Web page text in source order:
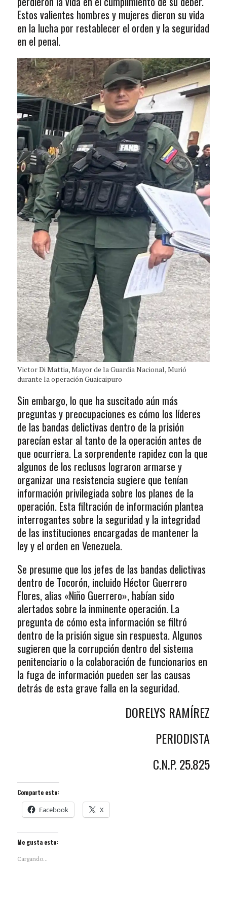
Estos valientes hombres y mujeres dieron su vida
en la lucha por restablecer el orden y la seguridad
en el penal.
Victor Di Mattia, Mayor de la Guardia Nacional, Murió
durante la operación Guaicaipuro
Sin embargo, lo que ha suscitado aún más
preguntas y preocupaciones es cómo los líderes
de las bandas delictivas dentro de la prisión
parecían estar al tanto de la operación antes de
que ocurriera. La sorprendente rapidez con la que
algunos de los reclusos lograron armarse y
organizar una resistencia sugiere que tenían
información privilegiada sobre los planes de la
operación. Esta filtración de información plantea
interrogantes sobre la seguridad y la integridad
de las instituciones encargadas de mantener la
ley y el orden en Venezuela.
Se presume que los jefes de las bandas delictivas
dentro de Tocorón, incluido Héctor Guerrero
Flores, alias «Niño Guerrero», habían sido
alertados sobre la inminente operación. La
pregunta de cómo esta información se filtró
dentro de la prisión sigue sin respuesta. Algunos
sugieren que la corrupción dentro del sistema
penitenciario o la colaboración de funcionarios en
la fuga de información pueden ser las causas
detrás de esta grave falla en la seguridad.
DORELYS RAMÍREZ
PERIODISTA
C.N.P. 25.825
Comparte esto:
Facebook X
Me gusta esto:
Cargando...